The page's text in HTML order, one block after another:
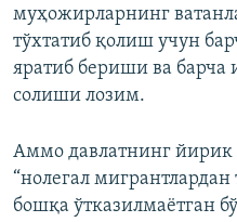
муҳожирларнинг
тўхтатиб қолиш учун
яратиб бериши ва
солиши лозим.
Аммо давлатнинг йирик
“нолегал
бошқа ўтказилмаётган